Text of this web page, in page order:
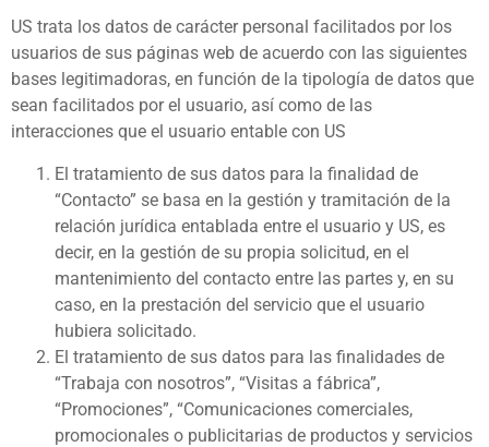
US trata los datos de carácter personal facilitados por los
usuarios de sus páginas web de acuerdo con las siguientes
bases legitimadoras, en función de la tipología de datos que
sean facilitados por el usuario, así como de las
interacciones que el usuario entable con US
El tratamiento de sus datos para la finalidad de
“Contacto” se basa en la gestión y tramitación de la
relación jurídica entablada entre el usuario y US, es
decir, en la gestión de su propia solicitud, en el
mantenimiento del contacto entre las partes y, en su
caso, en la prestación del servicio que el usuario
hubiera solicitado.
El tratamiento de sus datos para las finalidades de
“Trabaja con nosotros”, “Visitas a fábrica”,
“Promociones”, “Comunicaciones comerciales,
promocionales o publicitarias de productos y servicios